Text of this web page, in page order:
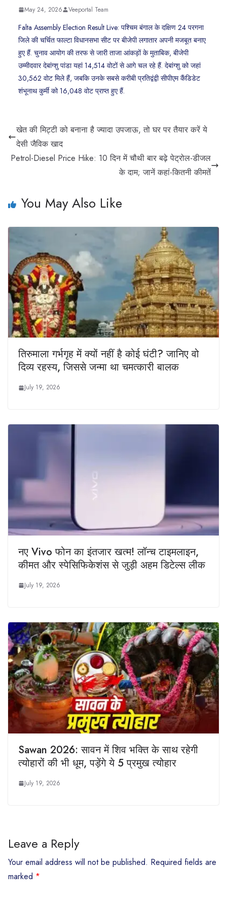
May 24, 2026 Veeportal Team
Falta Assembly Election Result Live: पश्चिम बंगाल के दक्षिण 24 परगना
जिले की चर्चित फाल्टा विधानसभा सीट पर बीजेपी लगातार अपनी मजबूत बनाए
हुए हैं. चुनाव आयोग की तरफ से जारी ताजा आंकड़ों के मुताबिक, बीजेपी
उम्मीदवार देबांग्शु पांडा यहां 14,514 वोटों से आगे चल रहे हैं. देबांग्शु को जहां
30,562 वोट मिले हैं, जबकि उनके सबसे करीबी प्रतिद्वंद्वी सीपीएम कैंडिडेट
शंभूनाथ कुर्मी को 16,048 वोट प्राप्त हुए हैं.
खेत की मिट्टी को बनाना है ज्यादा उपजाऊ, तो घर पर तैयार करें ये
देसी जैविक खाद
Petrol-Diesel Price Hike: 10 दिन में चौथी बार बढ़े पेट्रोल-डीजल
के दाम; जानें कहां-कितनी कीमतें
You May Also Like
तिरुमाला गर्भगृह में क्यों नहीं है कोई घंटी? जानिए वो
दिव्य रहस्य, जिससे जन्मा था चमत्कारी बालक
July 19, 2026
नए Vivo फोन का इंतजार खत्म! लॉन्च टाइमलाइन,
कीमत और स्पेसिफिकेशंस से जुड़ी अहम डिटेल्स लीक
July 19, 2026
Sawan 2026: सावन में शिव भक्ति के साथ रहेगी
त्योहारों की भी धूम, पड़ेंगे ये 5 प्रमुख त्योहार
July 19, 2026
Leave a Reply
Your email address will not be published. Required fields are
marked *